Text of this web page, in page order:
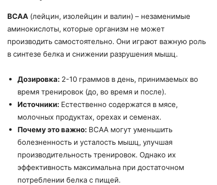
BCAA (лейцин, изолейцин и валин) – незаменимые
аминокислоты, которые организм не может
производить самостоятельно. Они играют важную роль
в синтезе белка и снижении разрушения мышц.
Дозировка: 2-10 граммов в день, принимаемых во
время тренировок (до, во время и после).
Источники: Естественно содержатся в мясе,
молочных продуктах, орехах и семенах.
Почему это важно: BCAA могут уменьшить
болезненность и усталость мышц, улучшая
производительность тренировок. Однако их
эффективность максимальна при достаточном
потреблении белка с пищей.